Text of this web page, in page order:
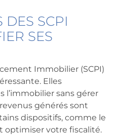
DES SCPI
SES
Immobilier (SCPI)
Elles
l’immobilier sans gérer
générés sont
dispositifs, comme le
votre fiscalité.